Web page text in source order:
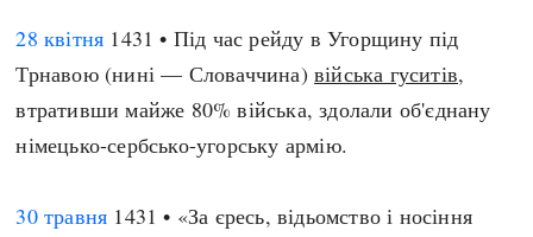
28 квітня 1431 • Під час рейду в Угорщину під
Трнавою (нині — Словаччина)війська гуситів,
втративши майже 80% війська, здолали об'єднану
німецько-сербсько-угорську армію.
30 травня 1431 • «За єресь, відьомство і носіння